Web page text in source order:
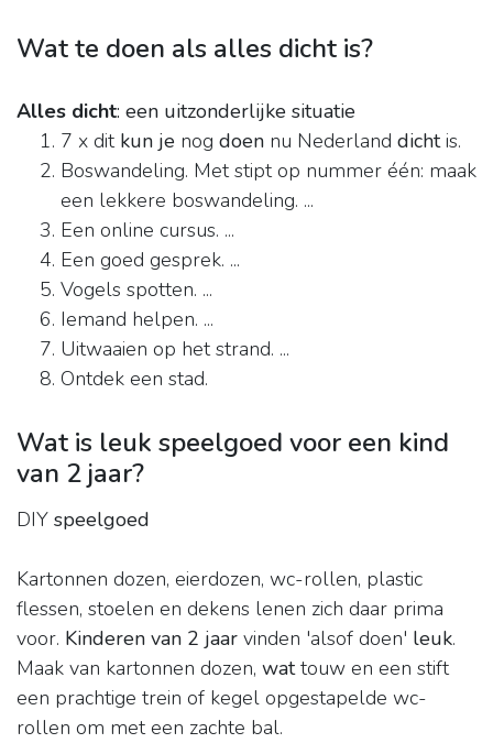
Wat te doen als alles dicht is?
Alles dicht: een uitzonderlijke situatie
7 x dit kun je nog doen nu Nederland dichtis.
Boswandeling. Met stipt op nummer één: maak
een lekkere boswandeling. ...
Een online cursus. ...
Een goed gesprek. ...
Vogels spotten. ...
Iemand helpen. ...
Uitwaaien op het strand. ...
Ontdek een stad.
Wat is leuk speelgoed voor een kind
van 2 jaar?
DIY speelgoed
Kartonnen dozen, eierdozen, wc-rollen, plastic
flessen, stoelen en dekens lenen zich daar prima
voor. Kinderen van 2 jaar vinden 'alsof doen' leuk.
Maak van kartonnen dozen, wattouw en een stift
een prachtige trein of kegel opgestapelde wc-
rollen om met een zachte bal.